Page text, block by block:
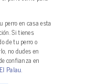
perro en casa esta
Si tienes
de tu perro o
no dudes en
confianza en
Palau.